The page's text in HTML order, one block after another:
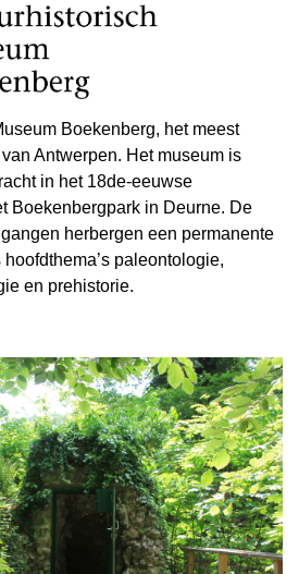
Boekenberg, het meest
Antwerpen. Het museum is
in het 18de-eeuwse
Boekenbergpark in Deurne. De
herbergen een permanente
paleontologie,
en prehistorie.